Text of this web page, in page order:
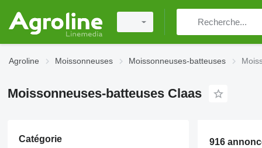
Agroline Moissonneuses Moissonneuses-batteuses
Moissonneuses-batteuses Claas
Catégorie 916